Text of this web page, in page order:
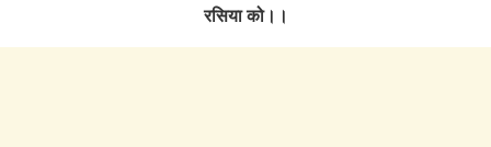
रसिया को।।